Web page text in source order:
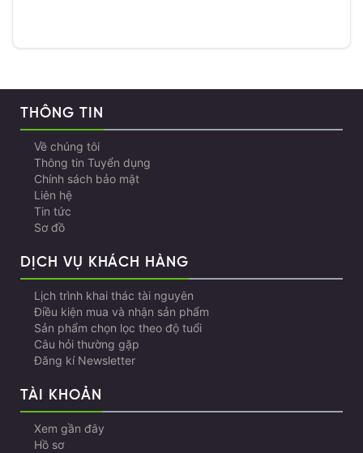
THÔNG TIN
Về chúng tôi
Thông tin Tuyển dụng
Chính sách bảo mật
Liên hệ
Tin tức
Sơ đồ
DỊCH VỤ KHÁCH HÀNG
Lịch trình khai thác tài nguyên
Điều kiện mua và nhận sản phẩm
Sản phẩm chọn lọc theo độ tuổi
Câu hỏi thường gặp
Đăng kí Newsletter
TÀI KHOẢN
Xem gần đây
Hồ sơ